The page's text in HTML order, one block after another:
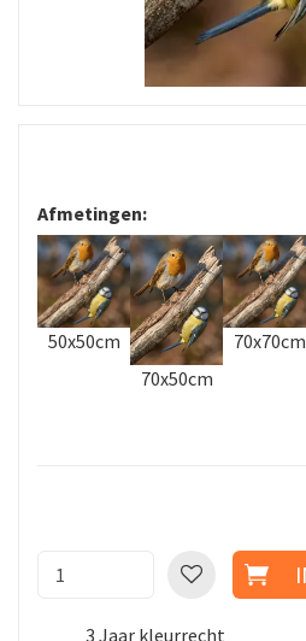
Afmetingen:
50x50cm
70x50cm
70x70cm
3 Jaar kleurrecht